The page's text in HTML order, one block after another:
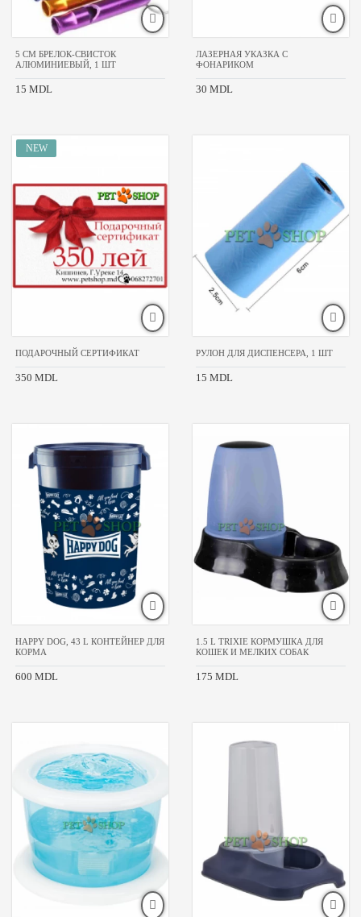
5 CM БРЕЛОК-СВИСТОК
АЛЮМИНИЕВЫЙ, 1 ШТ
15 MDL
ЛАЗЕРНАЯ УКАЗКА С
ФОНАРИКОМ
30 MDL
ПОДАРОЧНЫЙ СЕРТИФИКАТ
350 MDL
РУЛОН ДЛЯ ДИСПЕНСЕРА, 1 ШТ
15 MDL
HAPPY DOG, 43 L КОНТЕЙНЕР ДЛЯ
КОРМА
600 MDL
1.5 L TRIXIE КОРМУШКА ДЛЯ
КОШЕК И МЕЛКИХ СОБАК
175 MDL